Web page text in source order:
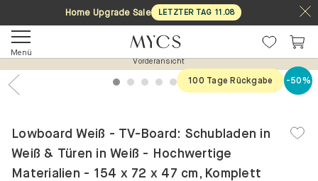
Home Upgrade Sale LETZTER TAG 11 .08
Menü
Vorderansicht
1 2 3 4 5 6 7
100 Tage Rückgabe -50%
Lowboard Weiß - TV-Board: Schubladen in
Weiß & Türen in Weiß - Hochwertige
Materialien - 154 x 72 x 47 cm, Komplett